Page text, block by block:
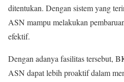
ditentukan. Dengan sistem yang
ASN mampu melakukan
efektif.
Dengan adanya fasilitas tersebut,
ASN dapat lebih proaktif dalam